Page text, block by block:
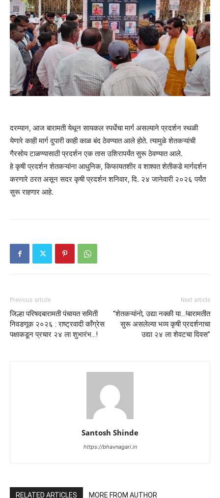
दरम्यान, आज बारामती येथून सायकल स्पर्धेचा मार्ग असल्याने प्रदर्शन स्थळी
येणारे काही मार्ग दुपारी काही काळ बंद ठेवण्यात आले होते. त्यामुळे शेतकऱ्यांची
गैरसोय टाळण्यासाठी प्रदर्शन एक तास उशिरापर्यंत सुरू ठेवण्यात आले.
हे कृषी प्रदर्शन शेतकऱ्यांना आधुनिक, किफायतशीर व शाश्वत शेतीकडे मार्गदर्शन
करणारे ठरत असून सदर कृषी प्रदर्शन शनिवार, दि. २४ जानेवारी २०२६ पर्यंत
सुरू राहणार आहे.
Previous article
जिल्हा परिषदबारामती पंचायत समिती
निवडणूक २०२६ : राष्ट्रवादी काँग्रेस
पक्षाकडून प्रचार २४ ला शुभारंभ…!
Next article
“शेतकऱ्यांनो, उद्या नक्की या…!बारामतीत
सुरू असलेल्या भव्य कृषी प्रदर्शनाचा
उद्या २४ ला शेवटचा दिवस”
Santosh Shinde
https://bhavnagari.in
RELATED ARTICLES MORE FROM AUTHOR